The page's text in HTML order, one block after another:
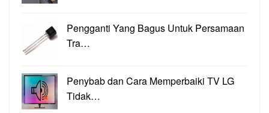
Pengganti Yang Bagus Untuk Persamaan
Tra…
Penybab dan Cara Memperbaiki TV LG
Tidak…